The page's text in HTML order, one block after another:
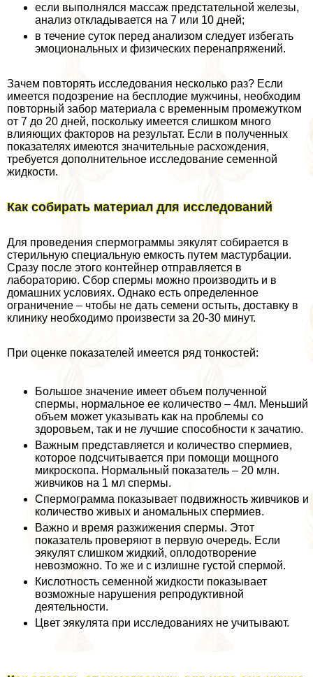
если выполнялся массаж предстательной железы,
анализ откладывается на 7 или 10 дней;
в течение суток перед анализом следует избегать
эмоциональных и физических перенапряжений.
Зачем повторять исследования несколько раз? Если
имеется подозрение на бесплодие мужчины, необходим
повторный забор материала с временным промежутком
от 7 до 20 дней, поскольку имеется слишком много
влияющих факторов на результат. Если в полученных
показателях имеются значительные расхождения,
требуется дополнительное исследование семенной
жидкости.
Как собирать материал для исследований
Для проведения cпepмограммы эякулят собирается в
стерильную специальную емкость путем мacтyрбaции.
Сразу после этого контейнер отправляется в
лабораторию. Сбор cпepмы можно производить и в
домашних условиях. Однако есть определенное
ограничение – чтобы не дать семени остыть, доставку в
клинику необходимо произвести за 20-30 минут.
При оценке показателей имеется ряд тонкостей:
Большое значение имеет объем полученной
cпepмы, нормальное ее количество – 4мл. Меньший
объем может указывать как на проблемы со
здоровьем, так и не лучшие способности к зачатию.
Важным представляется и количество cпepмиев,
которое подсчитывается при помощи мощного
микроскопа. Нормальный показатель – 20 млн.
живчиков на 1 мл cпepмы.
Спермограмма показывает подвижность живчиков и
количество живых и аномальных cпepмиев.
Важно и время разжижения cпepмы. Этот
показатель проверяют в первую очередь. Если
эякулят слишком жидкий, оплодотворение
невозможно. То же и с излишне густой cпepмой.
Кислотность семенной жидкости показывает
возможные нарушения репродуктивной
деятельности.
Цвет эякулята при исследованиях не учитывают.